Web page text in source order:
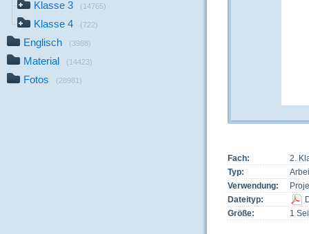
Klasse 3 (14765)
Klasse 4 (722)
Englisch (3988)
Material (14423)
Fotos (28981)
Fach:
2.
Typ:
Verwendung:
Dateityp:
Größe:
1